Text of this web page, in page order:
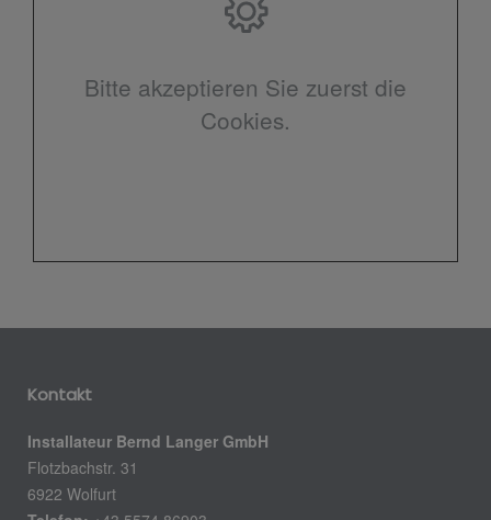
Bitte akzeptieren Sie zuerst die
Cookies.
Kontakt
Installateur Bernd Langer GmbH
Flotzbachstr. 31
6922 Wolfurt